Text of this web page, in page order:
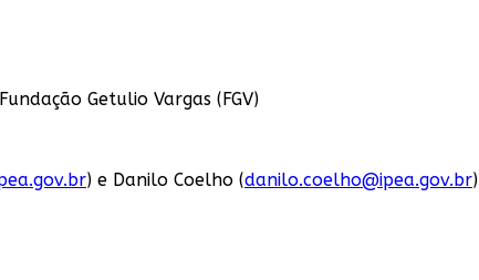
Getulio Vargas (FGV)
) e Danilo Coelho (danilo.coelho@ipea.gov.br)